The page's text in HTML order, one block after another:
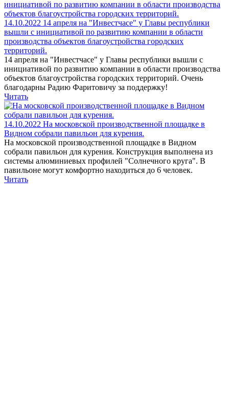
14.10.2022 14 апреля на "Инвестчасе" у Главы республики
вышли с инициативой по развитию компании в области
производства объектов благоустройства городских
территорий.
14 апреля на "Инвестчасе" у Главы республики вышли с
инициативой по развитию компании в области производства
объектов благоустройства городских территорий. Очень
благодарны Радию Фаритовичу за поддержку!
Читать
14.10.2022 На московской производственной площадке в
Видном собрали павильон для курения.
На московской производственной площадке в Видном
собрали павильон для курения. Конструкция выполнена из
системы алюминиевых профилей "Солнечного круга". В
павильоне могут комфортно находиться до 6 человек.
Читать